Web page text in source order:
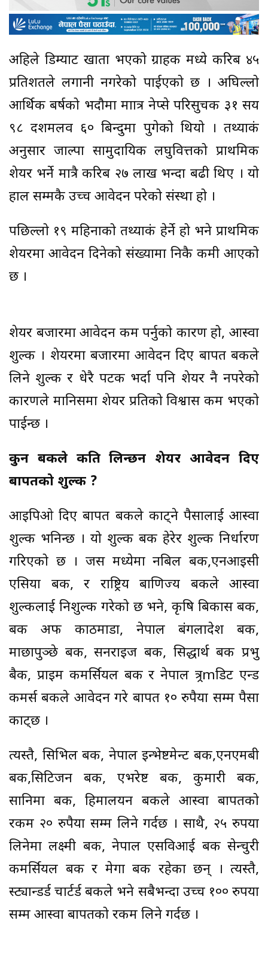
अहिले डिम्याट खाता भएको ग्राहक मध्ये करिब ४५
प्रतिशतले लगानी नगरेको पाईएको छ । अघिल्लो
आर्थिक बर्षको भदौमा माात्र नेप्से परिसुचक ३१ सय
९८ दशमलव ६० बिन्दुमा पुगेको थियो । तथ्याकं
अनुसार जाल्पा सामुदायिक लघुवित्तको प्राथमिक
शेयर भर्ने मात्रै करिब २७ लाख भन्दा बढी थिए । यो
हाल सम्मकै उच्च आवेदन परेको संस्था हो ।
पछिल्लो १९ महिनाको तथ्याकं हेर्ने हो भने प्राथमिक
शेयरमा आवेदन दिनेको संख्यामा निकै कमी आएको
छ ।
शेयर बजारमा आवेदन कम पर्नुको कारण हो, आस्वा
शुल्क । शेयरमा बजारमा आवेदन दिए बापत बैंकले
लिने शुल्क र धेरै पटक भर्दा पनि शेयर नै नपरेको
कारणले मानिसमा शेयर प्रतिको विश्वास कम भएको
पाईन्छ ।
कुन बैंकले कति लिन्छन शेयर आवेदन दिए
बापतको शुल्क ?
आइपिओ दिए बापत बैंकले काट्ने पैसालाई आस्वा
शुल्क भनिन्छ । यो शुल्क बैंक हेरेर शुल्क निर्धारण
गरिएको छ । जस मध्येमा नबिल बैंक,एनआइसी
एसिया बैंक, र राष्ट्रिय बाणिज्य बैंकले आस्वा
शुल्कलाई निशुल्क गरेको छ भने, कृषि बिकास बैंक,
बैंक अफ काठमाडौं, नेपाल बंगलादेश बैंक,
माछापुञ्छे बैंक, सनराइज बैंक, सिद्धार्थ बैंक प्रभु
बैक, प्राइम कमर्सियल बैंक र नेपाल त्र्रmडिट एन्ड
कमर्स बैंकले आवेदन गरे बापत १० रुपैया सम्म पैसा
काट्छ ।
त्यस्तै, सिभिल बैंक, नेपाल इन्भेष्टमेन्ट बैंक,एनएमबी
बैंक,सिटिजन बैंक, एभरेष्ट बैंक, कुमारी बैंक,
सानिमा बैंक, हिमालयन बैंकले आस्वा बापतको
रकम २० रुपैया सम्म लिने गर्दछ । साथै, २५ रुपैंया
लिनेमा लक्ष्मी बैंक, नेपाल एसविआई बैंक सेन्चुरी
कमर्सियल बैंक र मेगा बैंक रहेका छन् । त्यस्तै,
स्ट्यान्डर्ड चार्टर्ड बैंकले भने सबैभन्दा उच्च १०० रुपैंया
सम्म आस्वा बापतको रकम लिने गर्दछ ।